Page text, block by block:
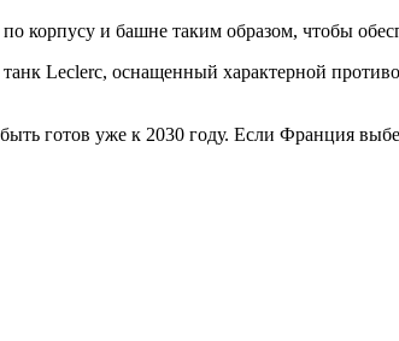
корпусу и башне таким образом, чтобы
Leclerc, оснащенный характерной
готов уже к 2030 году. Если Франция